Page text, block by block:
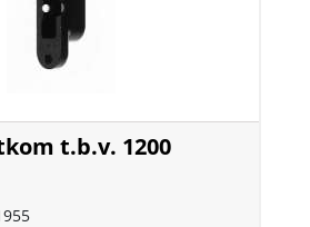
t.b.v. 1200